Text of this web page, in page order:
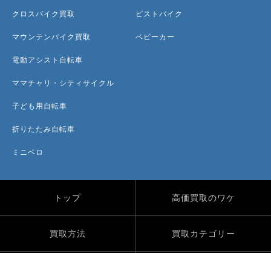
クロスバイク買取
マウンテンバイク買取
電動アシスト自転車
ママチャリ・シティサイクル
子ども用自転車
折りたたみ自転車
ミニベロ
ピストバイク
ベビーカー
トップ 高価買取のワケ
買取方法 買取カテゴリー